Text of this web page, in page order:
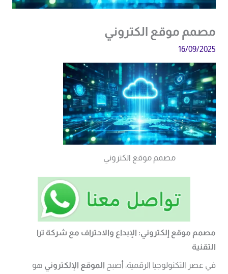
مصمم موقع الكتروني
16/09/2025
مصمم موقع الكتروني
مصمم موقع إلكتروني: الإبداع والاحتراف مع شركة ترا
التقنية
في عصر التكنولوجيا الرقمية، أصبح الموقع الإلكتروني هو